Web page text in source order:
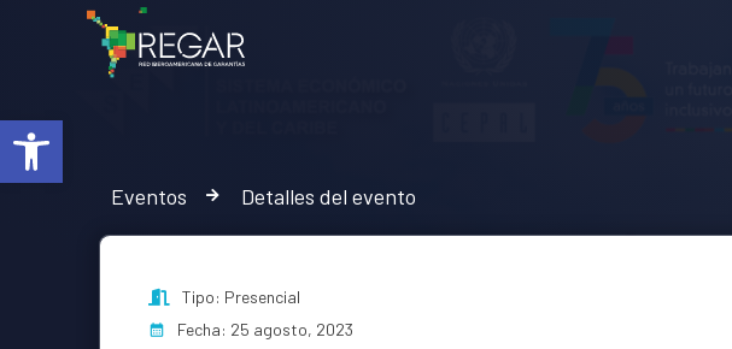
Abrir barra de herramientas
Eventos Detalles del evento
Tipo: Presencial
Fecha: 25 agosto, 2023